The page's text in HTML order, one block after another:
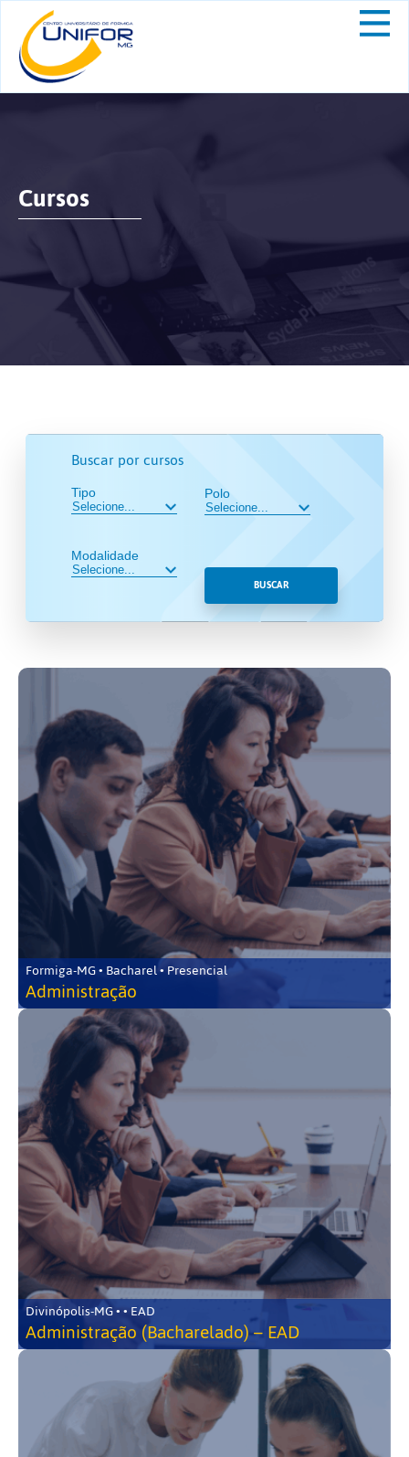
Cursos
Buscar por cursos
Tipo
Modalidade
Polo
BUSCAR
Formiga-MG • Bacharel • Presencial
Administração
Divinópolis-MG • • EAD
Administração (Bacharelado) – EAD